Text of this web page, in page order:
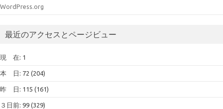
WordPress.org
最近のアクセスとページビュー
現 在: 1
本 日: 72 (204)
昨 日: 115 (161)
３日前: 99 (329)